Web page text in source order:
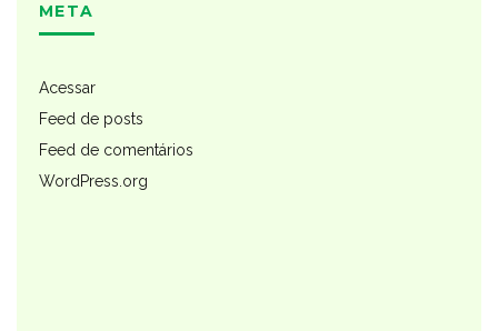
META
Acessar
Feed de posts
Feed de comentários
WordPress.org